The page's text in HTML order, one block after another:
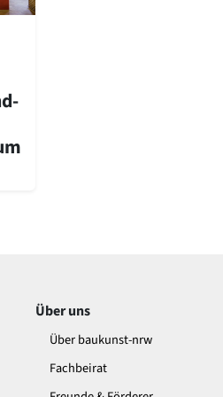
Bauten NRW 2020
(Großbauten der Nachkriegszeit)
Über uns
Über baukunst-nrw
Fachbeirat